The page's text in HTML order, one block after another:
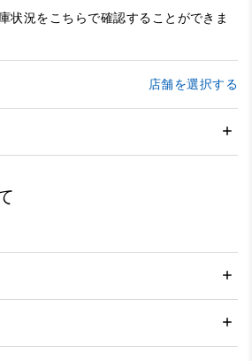
状況をこちらで確認することができま
店舗を選択する